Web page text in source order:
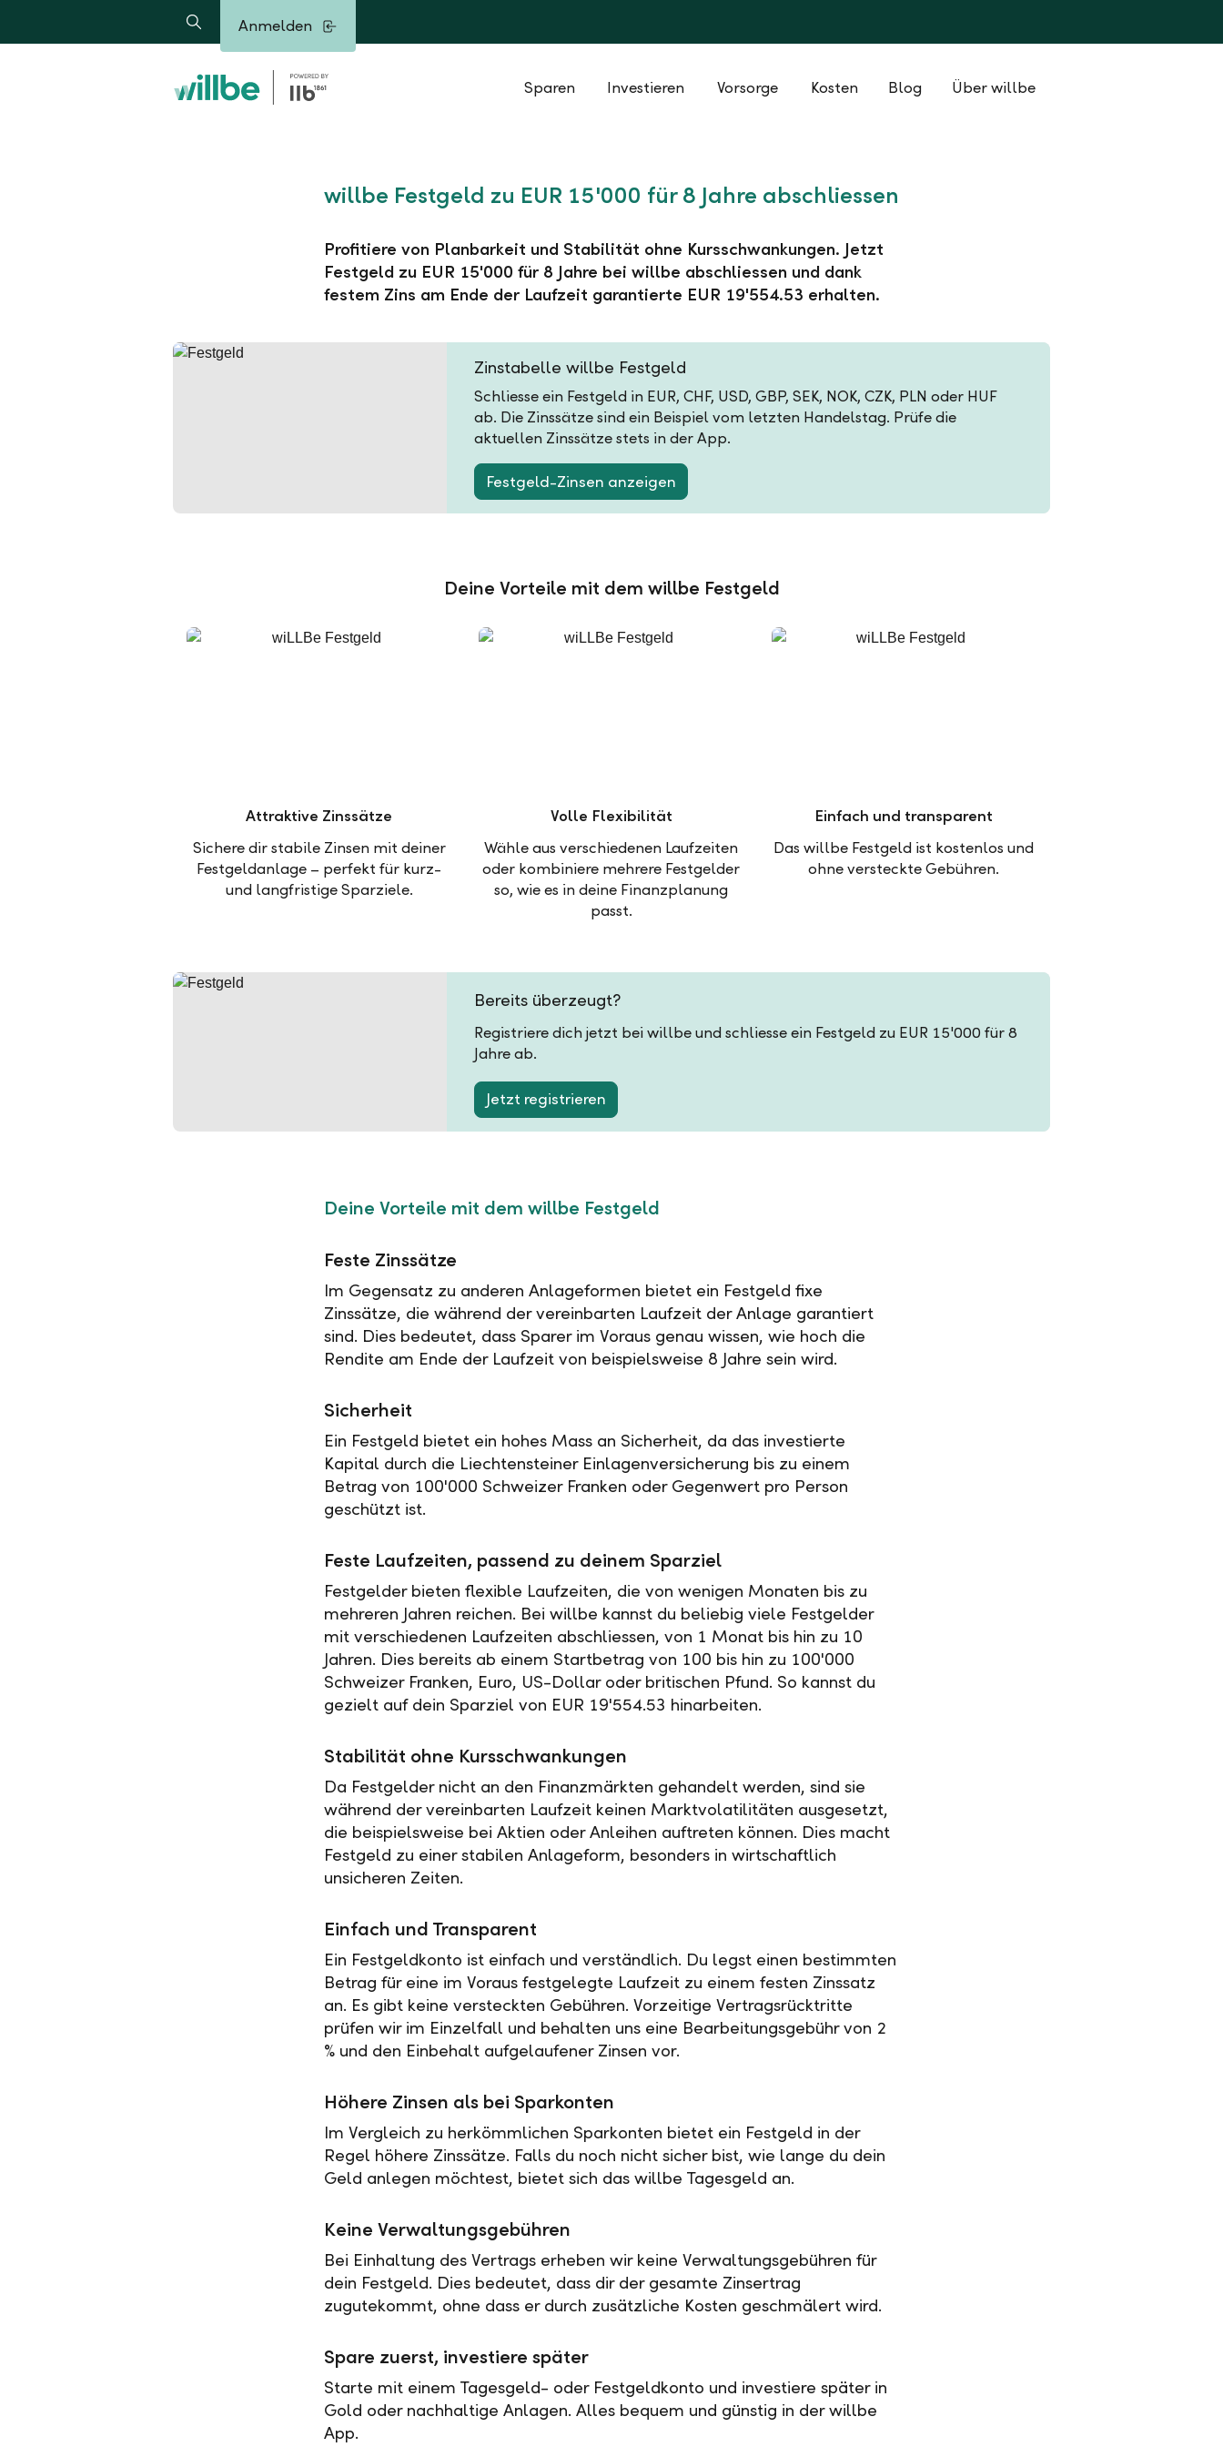
Suche Anmelden
Sparen Investieren Vorsorge Kosten Blog Über willbe
willbe Festgeld zu EUR 15'000 für 8 Jahre abschliessen
Profitiere von Planbarkeit und Stabilität ohne Kursschwankungen. Jetzt
Festgeld zu EUR 15'000 für 8 Jahre bei willbe abschliessen und dank
festem Zins am Ende der Laufzeit garantierte EUR 19'554.53 erhalten.
Zinstabelle willbe Festgeld
Schliesse ein Festgeld in EUR, CHF, USD, GBP, SEK, NOK, CZK, PLN oder HUF
ab. Die Zinssätze sind ein Beispiel vom letzten Handelstag. Prüfe die
aktuellen Zinssätze stets in der App.
Festgeld-Zinsen anzeigen
Deine Vorteile mit dem willbe Festgeld
Attraktive Zinssätze
Sichere dir stabile Zinsen mit deiner
Festgeldanlage – perfekt für kurz-
und langfristige Sparziele.
Volle Flexibilität
Wähle aus verschiedenen Laufzeiten
oder kombiniere mehrere Festgelder
so, wie es in deine Finanzplanung
passt.
Einfach und transparent
Das willbe Festgeld ist kostenlos und
ohne versteckte Gebühren.
Bereits überzeugt?
Registriere dich jetzt bei willbe und schliesse ein Festgeld zu EUR 15'000 für 8
Jahre ab.
Jetzt registrieren
Deine Vorteile mit dem willbe Festgeld
Feste Zinssätze
Im Gegensatz zu anderen Anlageformen bietet ein Festgeld fixe
Zinssätze, die während der vereinbarten Laufzeit der Anlage garantiert
sind. Dies bedeutet, dass Sparer im Voraus genau wissen, wie hoch die
Rendite am Ende der Laufzeit von beispielsweise 8 Jahre sein wird.
Sicherheit
Ein Festgeld bietet ein hohes Mass an Sicherheit, da das investierte
Kapital durch die Liechtensteiner Einlagenversicherung bis zu einem
Betrag von 100'000 Schweizer Franken oder Gegenwert pro Person
geschützt ist.
Feste Laufzeiten, passend zu deinem Sparziel
Festgelder bieten flexible Laufzeiten, die von wenigen Monaten bis zu
mehreren Jahren reichen. Bei willbe kannst du beliebig viele Festgelder
mit verschiedenen Laufzeiten abschliessen, von 1 Monat bis hin zu 10
Jahren. Dies bereits ab einem Startbetrag von 100 bis hin zu 100'000
Schweizer Franken, Euro, US-Dollar oder britischen Pfund. So kannst du
gezielt auf dein Sparziel von EUR 19'554.53 hinarbeiten.
Stabilität ohne Kursschwankungen
Da Festgelder nicht an den Finanzmärkten gehandelt werden, sind sie
während der vereinbarten Laufzeit keinen Marktvolatilitäten ausgesetzt,
die beispielsweise bei Aktien oder Anleihen auftreten können. Dies macht
Festgeld zu einer stabilen Anlageform, besonders in wirtschaftlich
unsicheren Zeiten.
Einfach und Transparent
Ein Festgeldkonto ist einfach und verständlich. Du legst einen bestimmten
Betrag für eine im Voraus festgelegte Laufzeit zu einem festen Zinssatz
an. Es gibt keine versteckten Gebühren. Vorzeitige Vertragsrücktritte
prüfen wir im Einzelfall und behalten uns eine Bearbeitungsgebühr von 2
% und den Einbehalt aufgelaufener Zinsen vor.
Höhere Zinsen als bei Sparkonten
Im Vergleich zu herkömmlichen Sparkonten bietet ein Festgeld in der
Regel höhere Zinssätze. Falls du noch nicht sicher bist, wie lange du dein
Geld anlegen möchtest, bietet sich das willbe Tagesgeld an.
Keine Verwaltungsgebühren
Bei Einhaltung des Vertrags erheben wir keine Verwaltungsgebühren für
dein Festgeld. Dies bedeutet, dass dir der gesamte Zinsertrag
zugutekommt, ohne dass er durch zusätzliche Kosten geschmälert wird.
Spare zuerst, investiere später
Starte mit einem Tagesgeld- oder Festgeldkonto und investiere später in
Gold oder nachhaltige Anlagen. Alles bequem und günstig in der willbe
App.